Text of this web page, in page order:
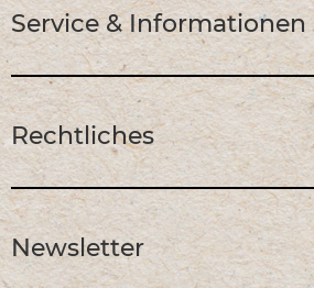
Service & Informationen
Rechtliches
Newsletter